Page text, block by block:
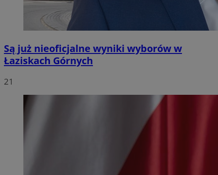
Są już nieoficjalne wyniki wyborów w
Łaziskach Górnych
21